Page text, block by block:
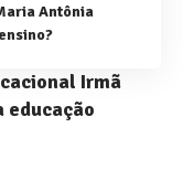
Antônia
Irmã
educação